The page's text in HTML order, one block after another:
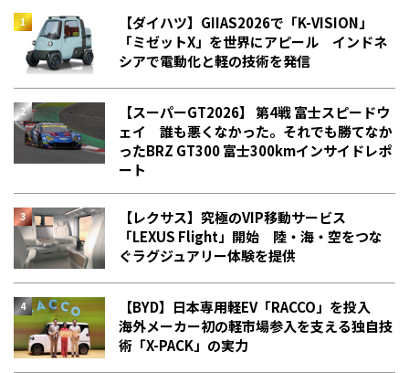
【ダイハツ】GIIAS2026で「K-VISION」
「ミゼットX」を世界にアピール インドネ
シアで電動化と軽の技術を発信
【スーパーGT2026】 第4戦 富士スピードウ
ェイ 誰も悪くなかった。それでも勝てなか
った――BRZ GT300 富士300kmインサイドレポ
ート
【レクサス】究極のVIP移動サービス
「LEXUS Flight」開始 陸・海・空をつな
ぐラグジュアリー体験を提供
【BYD】日本専用軽EV「RACCO」を投入
海外メーカー初の軽市場参入を支える独自技
術「X-PACK」の実力